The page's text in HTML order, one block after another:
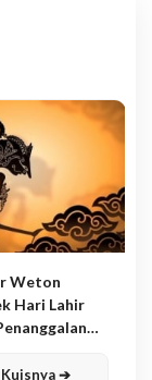
Weton
Hari Lahir
➔